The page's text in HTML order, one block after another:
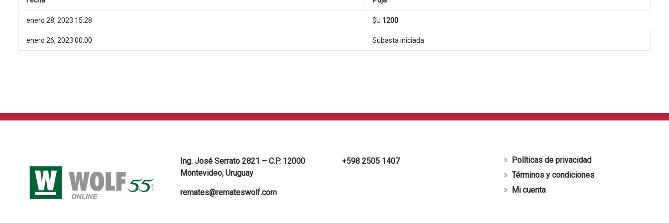
enero 28, 2023 15:28 $U 1200
enero 26, 2023 00:00 Subasta iniciada
Ing. José Serrato 2821 – C.P. 12000
Montevideo, Uruguay
remates@remateswolf.com
+598 2505 1407
Políticas de privacidad
Términos y condiciones
Mi cuenta